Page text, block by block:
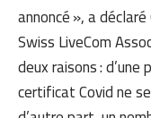
annoncé », a
Swiss LiveCom
deux raisons :
certificat Covid ne